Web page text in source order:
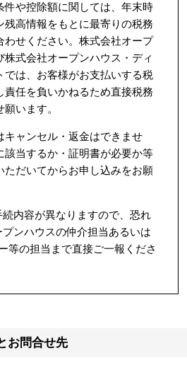
件や控除額に関しては、年末時
残高情報をもとに最寄りの税務
わせください。株式会社オープ
株式会社オープンハウス・ディ
では、お客様がお支払いする税
責任を負いかねるため直接税務
います。
キャンセル・返金はできませ
該当するか・証明書が必要か等
ただいてからお申し込みをお願
内容が異なりますので、恐れ
ンハウスの仲介担当あるいは
等の担当まで直接ご一報くださ
お問合せ先